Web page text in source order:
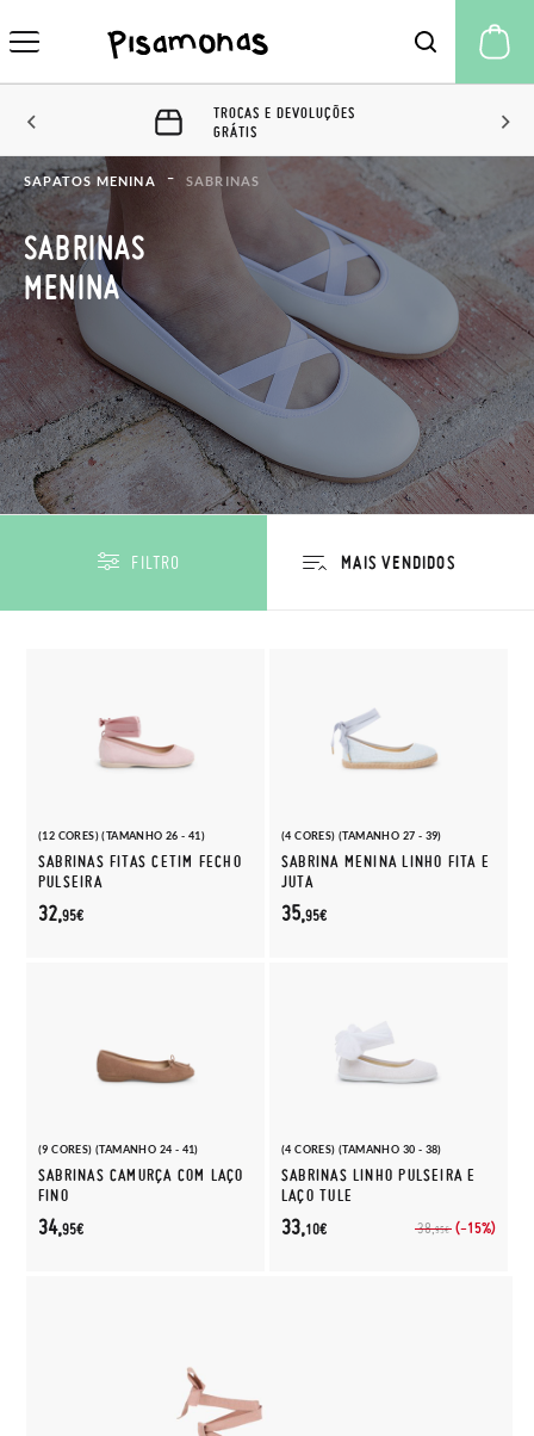
60 DIAS PARA TROCAS E
DEVOLUÇÕES
SAPATOS MENINA SABRINAS
SABRINAS
MENINA
FILTRO
(12 CORES) (TAMANHO 26 - 41)
SABRINAS FITAS CETIM FECHO
PULSEIRA
32,95€
(4 CORES) (TAMANHO 27 - 39)
SABRINA MENINA LINHO FITA E
JUTA
35,95€
(9 CORES) (TAMANHO 24 - 41)
SABRINAS CAMURÇA COM LAÇO
FINO
34,95€
(4 CORES) (TAMANHO 30 - 38)
SABRINAS LINHO PULSEIRA E
LAÇO TULE
38,95€ (-15%)
33,10€